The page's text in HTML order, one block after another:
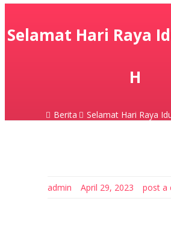
Selamat Hari Raya
H
Berita Selamat Hari Raya
admin April 29, 2023 post a